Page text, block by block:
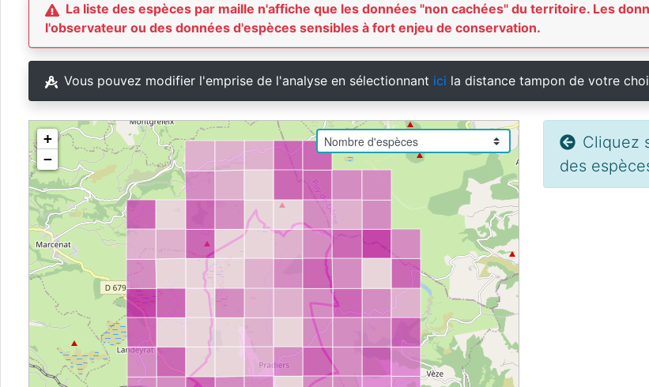
La liste des espèces par maille n'affiche que les données "non cachées" du territoire. Les
l'observateur ou des données d'espèces sensibles à fort enjeu de conservation.
Vous pouvez modifier l'emprise de l'analyse en sélectionnant ici la distance tampon de votre
+
−
Cliquez
des